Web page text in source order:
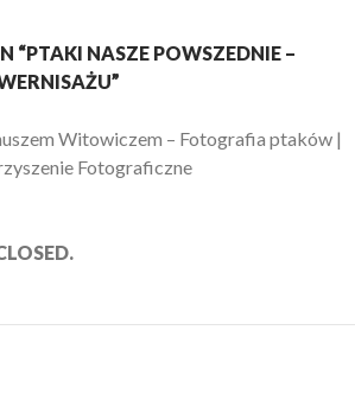
“PTAKI NASZE POWSZEDNIE –
Witowiczem – Fotografia ptaków |
Fotograficzne